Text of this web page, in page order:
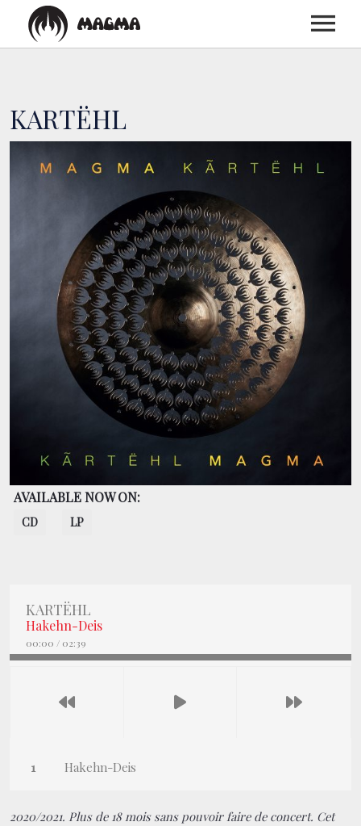
DISCOGRAPHIE
CONCERTS
MEDIAS
CONTACT
BOUTIQUE
KARTËHL
AVAILABLE NOW ON:
CD LP
Hakehn-Deis
KARTËHL
Hakehn-Deis
00:00 / 02:39
2020/2021. Plus de 18 mois sans pouvoir faire de concert. Cet